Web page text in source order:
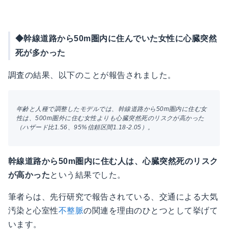
◆幹線道路から50m圏内に住んでいた女性に心臓突然
死が多かった
調査の結果、以下のことが報告されました。
年齢と人種で調整したモデルでは、幹線道路から50m圏内に住む女
性は、500m圏外に住む女性よりも心臓突然死のリスクが高かった
（ハザード比1.56、95%信頼区間1.18-2.05）。
幹線道路から50m圏内に住む人は、心臓突然死のリスク
が高かったという結果でした。
筆者らは、先行研究で報告されている、交通による大気
汚染と心室性不整脈の関連を理由のひとつとして挙げて
います。